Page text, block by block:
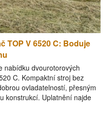
TOP V 6520 C: Boduje
nabídku dvourotorových
C. Kompaktní stroj bez
ovladatelností, přesným
konstrukcí. Uplatnění najde